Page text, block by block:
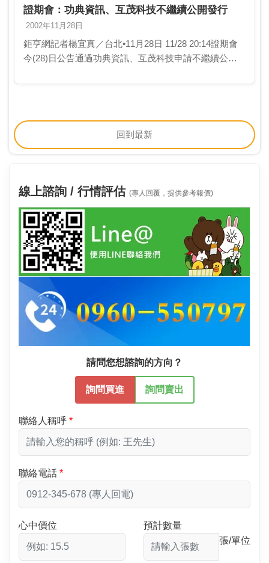
資訊表示，企業從蒐集資料、到資料彙整、分析找出目
標族群、…
證期會：功典資訊、互茂科技不繼續公開發行
2002年11月28日
鉅亨網記者楊宜真／台北•11月28日 11/28 20:14證期會
今(28)日公告通過功典資訊、互茂科技申請不繼續公開
回到最新
線上諮詢 / 行情評估 (專人回覆，提供參考報價)
請問您想諮詢的方向？
詢問買進 詢問賣出
聯絡人稱呼
聯絡電話
心中價位
預計數量
張/單位